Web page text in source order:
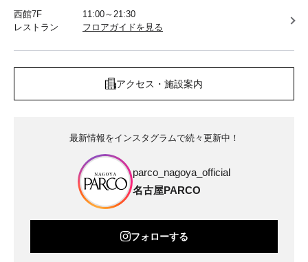
西館7F
レストラン
11:00～21:30
フロアガイドを見る
アクセス・施設案内
最新情報をインスタグラムで続々更新中！
parco_nagoya_official
名古屋PARCO
フォローする